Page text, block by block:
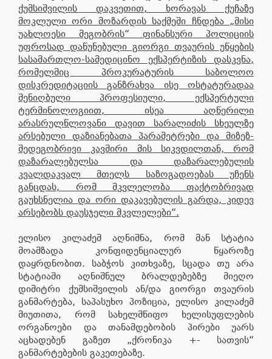
ქუმსიშვილის დაკვეთით, ხორავას ქუჩაზე
მოკლული ორი მოზარდის საქმეში ჩნდება „მისი
უახლოესი მეგობრის“ ფინანსური პოლიციის
უფროსად დაწუნებული გიორგი თვაურის უწყების
სასამართლო-სამედიცინო ექსპერტიზის დასკვნა,
რომელშიც პროკურატურის საბოლოო
დისკრედიტაციის განზრახვა ისე ოსტატურადაა
შენიღბული პროფესიული, ექსპერტული
ტერმინოლოგიით, ისეა აღწერილი
არასრულწლოვანი დავით სარალიძის სხეულზე
არსებული დაზიანებათა პარამეტრები და მიზეზ-
შედეგობრივი კავშირი მის სიკვდილთან, რომ
დაზარალებულსა და დაზარალებულის
კვალდაკვალ მთელს საზოგადოებას უჩენს
განცდას, რომ მკვლელობა ფაქტობრივად
გაუხსნელია და ორი დაკავებულის გარდა, კიდევ
არსებობს დაუსჯელი მკვლელები“.
ელისო კილაძემ აღნიშნა, რომ მან სტატია
მოამზადა კონფიდენციალურ წყაროზე
დაყრდნობით. საბჭოს კითხვაზე, სცადა თუ არა
სტატიაში აღნიშნულ ბრალდებებზე მიეღო
დიმიტრი ქუმსიშვილის ან/და გიორგი თვაურის
განმარტება, საპასუხო პოზიცია, ელისო კილაძემ
მიუთითა, რომ სახელმწიფო ხელისუფლების
ორგანოები და თანამდებობის პირები უარს
აცხადებენ გაზეთ „ქრონიკა +- სათვის“
განმარტებების გაკეთებაზე.